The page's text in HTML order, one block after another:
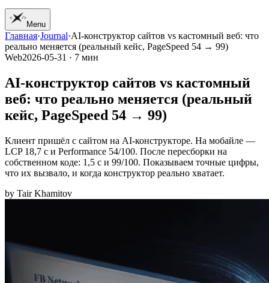
01 Главная
02Работы
05Студия
06Контакт
Menu
Главная·Journal·AI-конструктор сайтов vs кастомный веб: что
реально меняется (реальный кейс, PageSpeed 54 → 99)
Web2026-05-31 · 7 мин
AI-конструктор сайтов vs кастомный
веб: что реально меняется (реальный
кейс, PageSpeed 54 → 99)
Клиент пришёл с сайтом на AI-конструкторе. На мобайле —
LCP 18,7 с и Performance 54/100. После пересборки на
собственном коде: 1,5 с и 99/100. Показываем точные цифры,
что их вызвало, и когда конструктор реально хватает.
by Tair Khamitov